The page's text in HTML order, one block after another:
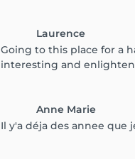
Laurence
Going to this place for a
interesting and
Anne Marie
Il y'a déja des annee que